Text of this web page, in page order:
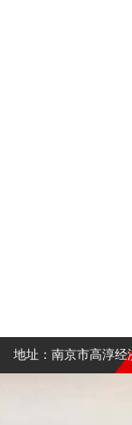
地址：南京市高淳经